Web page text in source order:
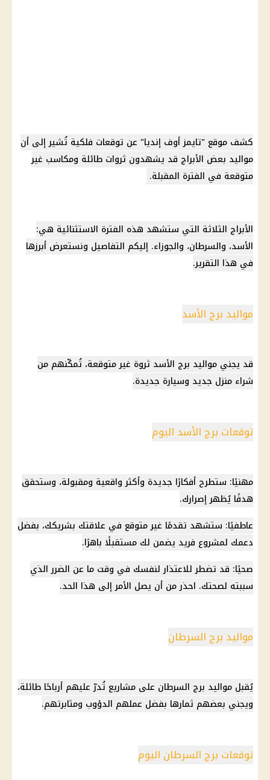
كشف موقع "تايمز أوف إنديا" عن توقعات فلكية تُشير إلى أن
مواليد بعض الأبراج قد يشهدون ثروات طائلة ومكاسب غير
متوقعة في الفترة المقبلة.
الأبراج الثلاثة التي ستشهد هذه الفترة الاستثنائية هي:
الأسد، والسرطان، والجوزاء. إليكم التفاصيل ونستعرض أبرزها
في هذا التقرير.
مواليد برج الأسد
قد يجني مواليد برج الأسد ثروة غير متوقعة، تُمكّنهم من
شراء منزل جديد وسيارة جديدة.
توقعات برج الأسد اليوم
مهنيًا: ستطرح أفكارًا جديدة وأكثر واقعية ومقبولة، وستحقق
هدفًا يُظهر إصرارك.
عاطفيًا: ستشهد تقدمًا غير متوقع في علاقتك بشريكك، بفضل
دعمك لمشروع فريد يضمن لك مستقبلًا باهرًا.
صحيًا: قد تضطر للاعتذار لنفسك في وقت ما عن الضرر الذي
سببته لصحتك. احذر من أن يصل الأمر إلى هذا الحد.
مواليد برج السرطان
يُقبل مواليد برج السرطان على مشاريع تُدرّ عليهم أرباحًا طائلة،
ويجني بعضهم ثمارها بفضل عملهم الدؤوب ومثابرتهم.
توقعات برج السرطان اليوم